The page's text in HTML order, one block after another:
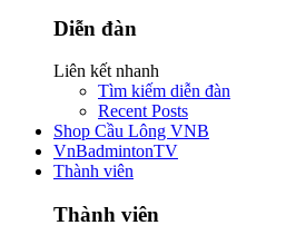
Diễn đàn
Liên kết nhanh
Tìm kiếm diễn đàn
Recent Posts
Shop Cầu Lông VNB
VnBadmintonTV
Thành viên
Thành viên